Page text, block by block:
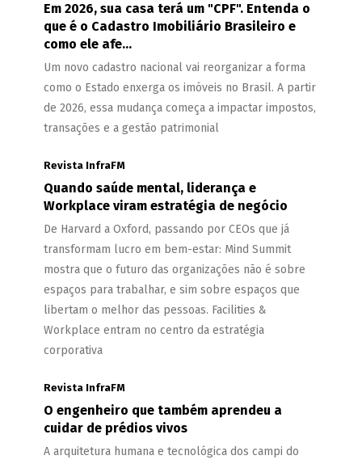
Em 2026, sua casa terá um "CPF". Entenda o
que é o Cadastro Imobiliário Brasileiro e
como ele afe...
Um novo cadastro nacional vai reorganizar a forma
como o Estado enxerga os imóveis no Brasil. A partir
de 2026, essa mudança começa a impactar impostos,
transações e a gestão patrimonial
Revista InfraFM
Quando saúde mental, liderança e
Workplace viram estratégia de negócio
De Harvard a Oxford, passando por CEOs que já
transformam lucro em bem-estar: Mind Summit
mostra que o futuro das organizações não é sobre
espaços para trabalhar, e sim sobre espaços que
libertam o melhor das pessoas. Facilities &
Workplace entram no centro da estratégia
corporativa
Revista InfraFM
O engenheiro que também aprendeu a
cuidar de prédios vivos
A arquitetura humana e tecnológica dos campi do